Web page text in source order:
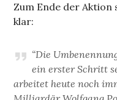
Zum Ende der Aktion
klar:
“Die
ein erster Schritt
arbeitet heute noch